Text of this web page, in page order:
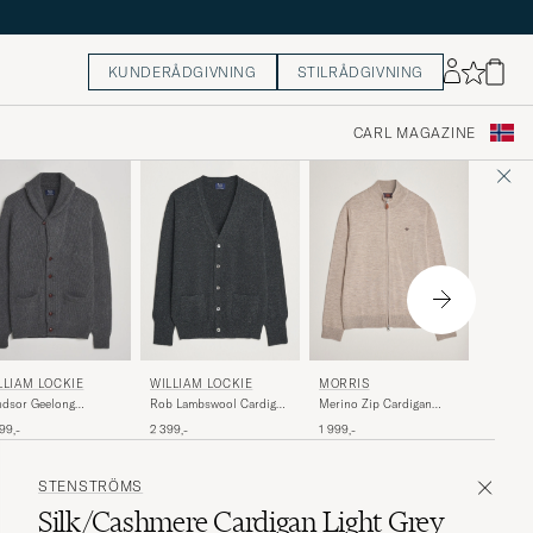
KUNDERÅDGIVNING STILRÅDGIVNING
CARL MAGAZINE
LOCKIE
Geelong
Grey
WILLIAM LOCKIE
Rob Lambswool Cardigan
2 399,-
MORRIS
Merino Zip Cardigan
1 999,-
STENSTRÖMS
Silk/Cashmere Cardigan Light Grey